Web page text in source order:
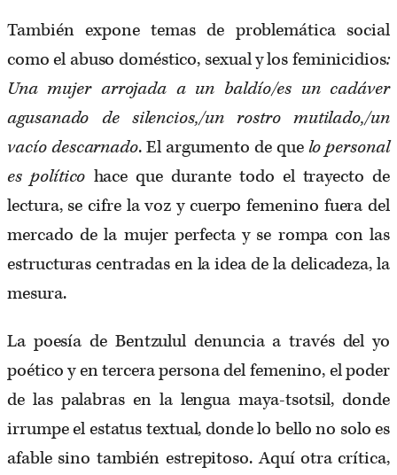
También expone temas de problemática social
como el abuso doméstico, sexual y los feminicidios:
Una mujer arrojada a un baldío/es un cadáver
agusanado de silencios,/un rostro mutilado,/un
vacío descarnado. El argumento de quelo personal
es político hace que durante todo el trayecto de
lectura, se cifre la voz y cuerpo femenino fuera del
mercado de la mujer perfecta y se rompa con las
estructuras centradas en la idea de la delicadeza, la
mesura.
La poesía de Bentzulul denuncia a través del yo
poético y en tercera persona del femenino, el poder
de las palabras en la lengua maya-tsotsil, donde
irrumpe el estatus textual, donde lo bello no solo es
afable sino también estrepitoso. Aquí otra crítica,